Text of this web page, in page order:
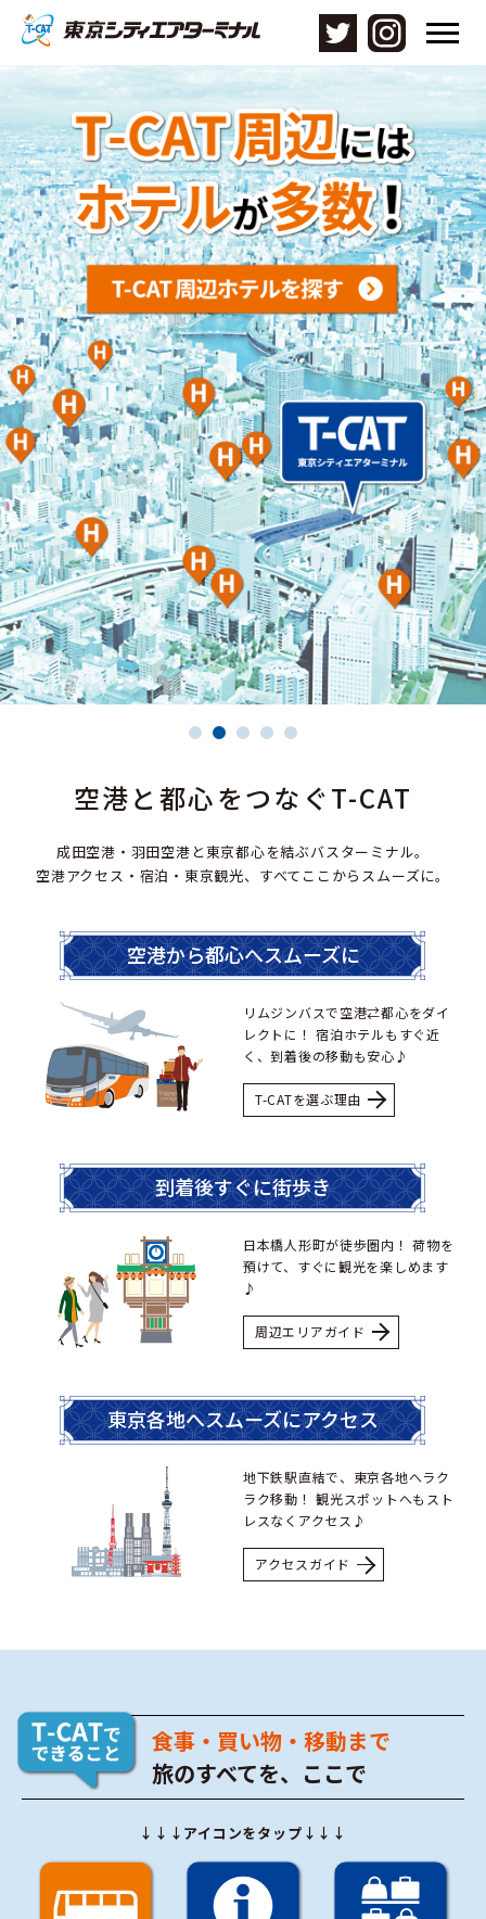
メ
ュ
ー
を
開
く
空港と都心をつなぐT-CAT
成田空港・羽田空港と東京都心を結ぶバスターミナル。
空港アクセス・宿泊・東京観光、すべてここからスムーズに。
空港から都心へスムーズに
リムジンバスで空港⇄都心をダイ
レクトに！宿泊ホテルもすぐ近
く、到着後の移動も安心♪
T-CATを選ぶ理由
到着後すぐに街歩き
日本橋人形町が徒歩圏内！ 荷物を
預けて、すぐに観光を楽しめます
♪
周辺エリアガイド
東京各地へスムーズにアクセス
地下鉄駅直結で、東京各地へラク
ラク移動！ 観光スポットへもスト
レスなくアクセス♪
アクセスガイド
食事・買い物・移動まで
旅のすべてを、ここで
↓↓↓アイコンをタップ↓↓↓